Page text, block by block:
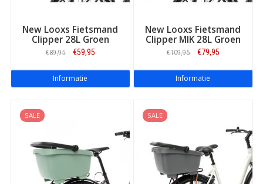
New Looxs Fietsmand
Clipper 28L Groen
€89,95 €59,95
Informatie
New Looxs Fietsmand
Clipper MIK 28L Groen
€109,95 €79,95
Informatie
SALE SALE